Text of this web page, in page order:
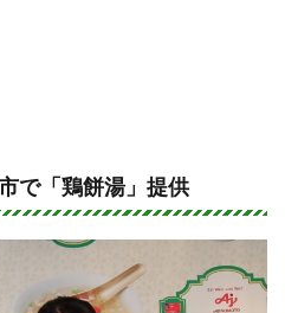
で「鶏餅湯」提供